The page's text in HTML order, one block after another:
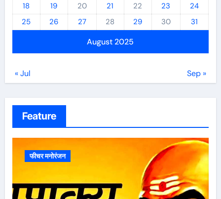
August 2025
18
19 20 21 22 23
24
25
26 27 28 29 30 31
« Jul Sep »
Feature
फीचर मनोरंजन